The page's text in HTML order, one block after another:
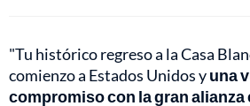
"Tu histórico regreso a la Casa
comienzo a Estados Unidos yuna
compromiso con la gran alianza